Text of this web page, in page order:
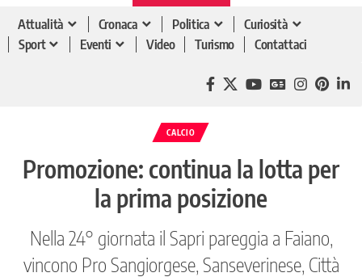
Attualità Cronaca Politica
Curiosità
Sport
Eventi Video Turismo Contattaci
CALCIO
Promozione: continua la lotta per
la prima posizione
Nella 24° giornata il Sapri pareggia a Faiano,
vincono Pro Sangiorgese, Sanseverinese, Città